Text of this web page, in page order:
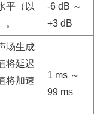
平（以
-6 dB ～
+3 dB
场生成
将延迟
将加速
1 ms ～
99 ms